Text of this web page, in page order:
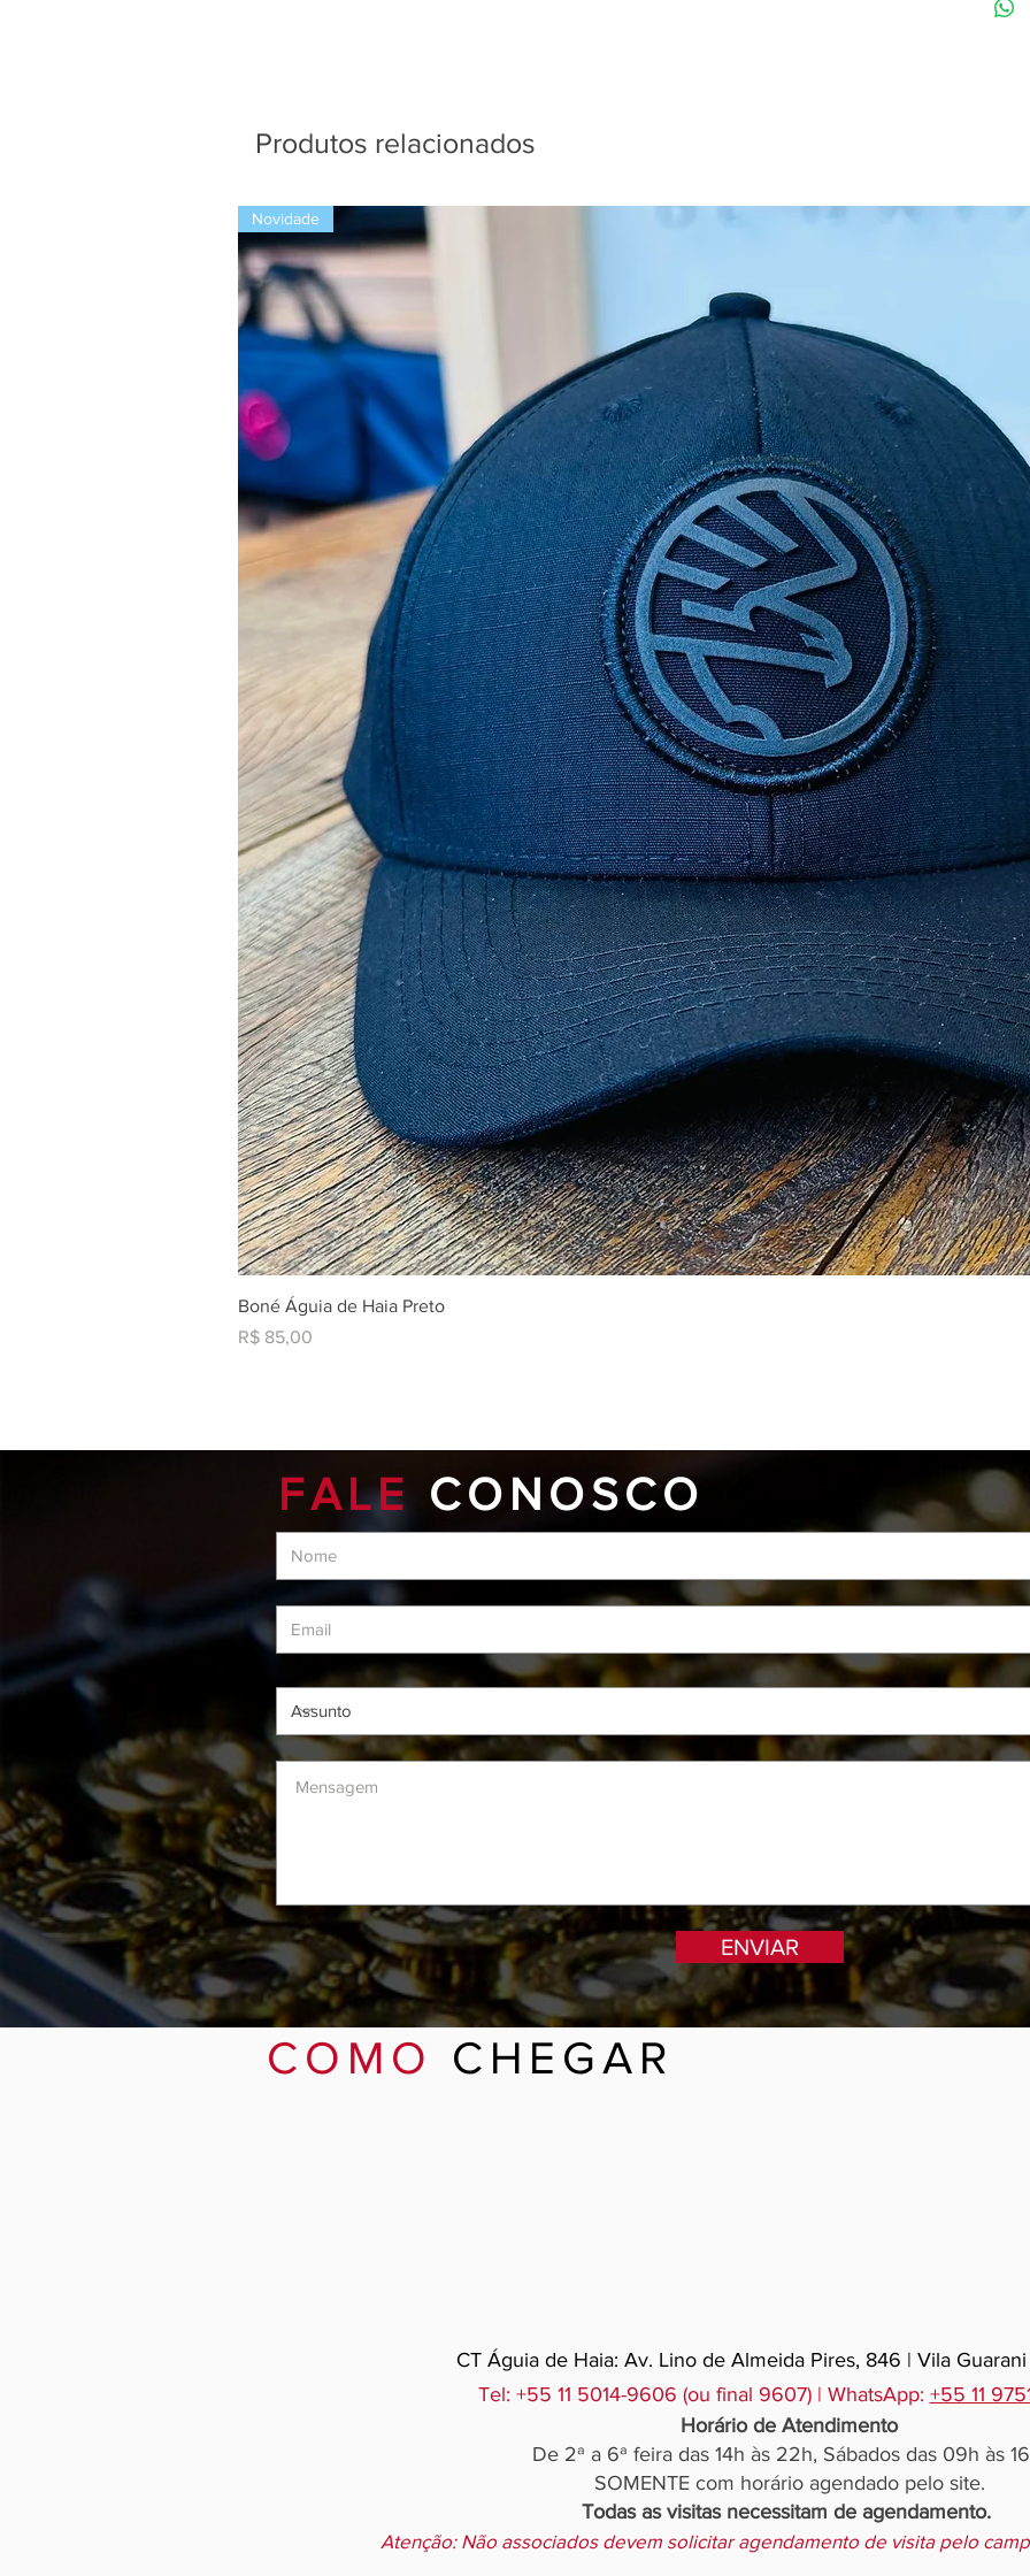
-
-
-
and
de uso
e para
Freios
em
de
rodas
forros.
e deixe
para
O
Produtos relacionados
Novidade
Boné Águia de Haia Preto
Preço
R$ 85,00
FALE CONOSCO
ENVIAR
COMO CHEGAR
CT Águia de Haia: Av. Lino de Almeida Pires, 846 | Vila Guarani
Tel: +55 11 5014-9606 (ou final 9607) | WhatsApp: +55 11
Horário de Atendimento
De 2ª a 6ª feira das 14h às 22h, Sábados das 09h às
SOMENTE com horário agendado pelo site.
Todas as visitas necessitam de agendamento.
Atenção: Não associados devem solicitar agendamento de visita pelo